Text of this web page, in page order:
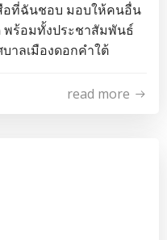
อที่ฉันชอบ มอบให้คนอื่น
ร้อมทั้งประชาสัมพันธ์
าลเมืองดอกคำใต้
read more